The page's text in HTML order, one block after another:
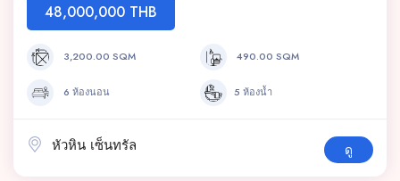
48,000,000 THB
3,200.00 SQM 490.00 SQM
6 ห้องนอน 5 ห้องน้ำ
หัวหิน เซ็นทรัล ดู